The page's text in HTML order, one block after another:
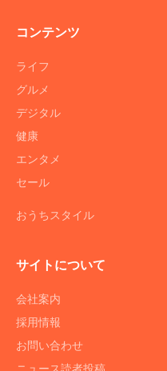
コンテンツ
ライフ
グルメ
デジタル
健康
エンタメ
セール
おうちスタイル
サイトについて
会社案内
採用情報
お問い合わせ
ニュース読者投稿